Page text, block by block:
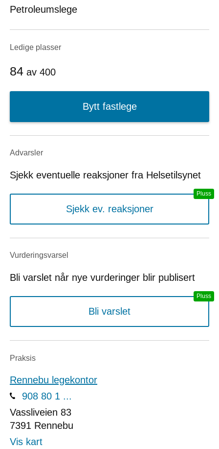
Petroleumslege
Ledige plasser
84 av 400
Bytt fastlege
Advarsler
Sjekk eventuelle reaksjoner fra Helsetilsynet
Sjekk ev. reaksjoner
Vurderings­varsel
Bli varslet når nye vurderinger blir publisert
Bli varslet
Praksis
Rennebu legekontor
908 80 1 ...
Vassliveien 83
7391 Rennebu
Vis kart